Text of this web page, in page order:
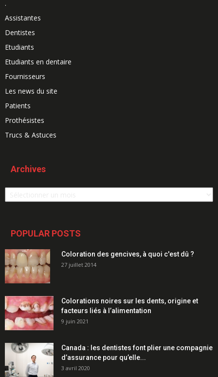
.
Assistantes
Dentistes
Etudiants
Etudiants en dentaire
Fournisseurs
Les news du site
Patients
Prothésistes
Trucs & Astuces
Archives
Archives
POPULAR POSTS
Coloration des gencives, à quoi c'est dû ?
27 juillet 2014
Colorations noires sur les dents, origine et
facteurs liés à l’alimentation
9 juin 2021
Canada : les dentistes font plier une compagnie
d’assurance pour qu’elle...
3 avril 2020